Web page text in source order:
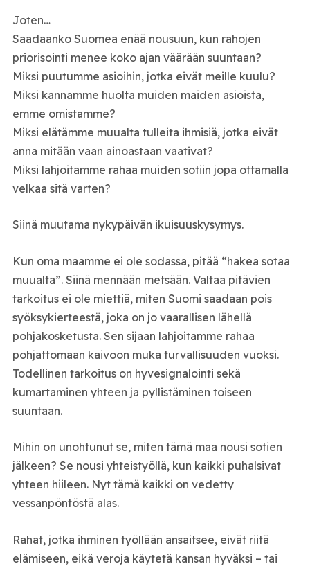
Joten…
Saadaanko Suomea enää nousuun, kun rahojen
priorisointi menee koko ajan väärään suuntaan?
Miksi puutumme asioihin, jotka eivät meille kuulu?
Miksi kannamme huolta muiden maiden asioista,
emme omistamme?
Miksi elätämme muualta tulleita ihmisiä, jotka eivät
anna mitään vaan ainoastaan vaativat?
Miksi lahjoitamme rahaa muiden sotiin jopa ottamalla
velkaa sitä varten?
Siinä muutama nykypäivän ikuisuuskysymys.
Kun oma maamme ei ole sodassa, pitää “hakea sotaa
muualta”. Siinä mennään metsään. Valtaa pitävien
tarkoitus ei ole miettiä, miten Suomi saadaan pois
syöksykierteestä, joka on jo vaarallisen lähellä
pohjakosketusta. Sen sijaan lahjoitamme rahaa
pohjattomaan kaivoon muka turvallisuuden vuoksi.
Todellinen tarkoitus on hyvesignalointi sekä
kumartaminen yhteen ja pyllistäminen toiseen
suuntaan.
Mihin on unohtunut se, miten tämä maa nousi sotien
jälkeen? Se nousi yhteistyöllä, kun kaikki puhalsivat
yhteen hiileen. Nyt tämä kaikki on vedetty
vessanpöntöstä alas.
Rahat, jotka ihminen työllään ansaitsee, eivät riitä
elämiseen, eikä veroja käytetä kansan hyväksi – tai